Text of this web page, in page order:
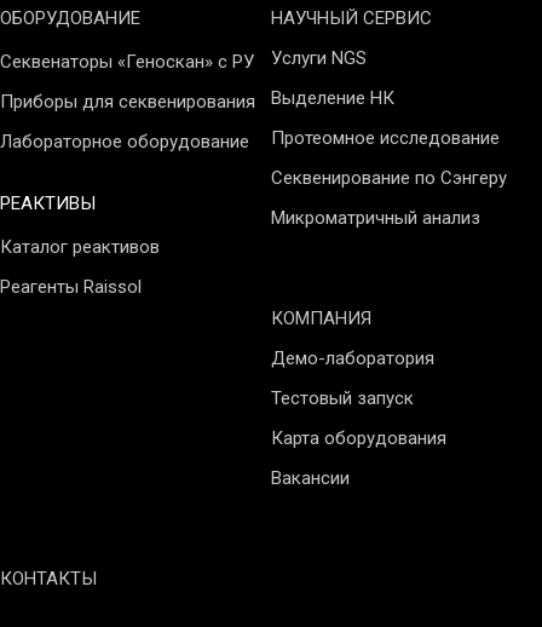
ОБОРУДОВАНИЕ
Секвенаторы «Геноскан» с РУ
Приборы для секвенирования
Лабораторное оборудование
РЕАКТИВЫ
Каталог реактивов
Реагенты Raissol
НАУЧНЫЙ СЕРВИС
Услуги NGS
Выделение НК
Протеомное исследование
Секвенирование по Сэнгеру
Микроматричный анализ
КОМПАНИЯ
Демо-лаборатория
Тестовый запуск
Карта оборудования
Вакансии
КОНТАКТЫ